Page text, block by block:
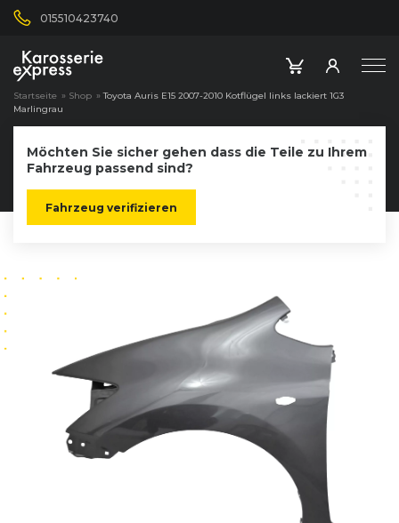
015510423740
Startseite » Shop »Toyota Auris E15 2007-2010 Kotflügel links lackiert 1G3
Marlingrau
Möchten Sie sicher gehen dass die Teile zu Ihrem
Fahrzeug passend sind?
Fahrzeug verifizieren